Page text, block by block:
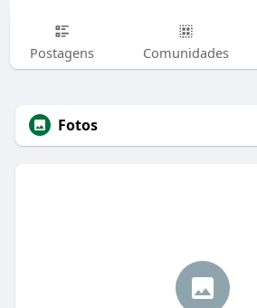
Postagens Comunidades
Fotos